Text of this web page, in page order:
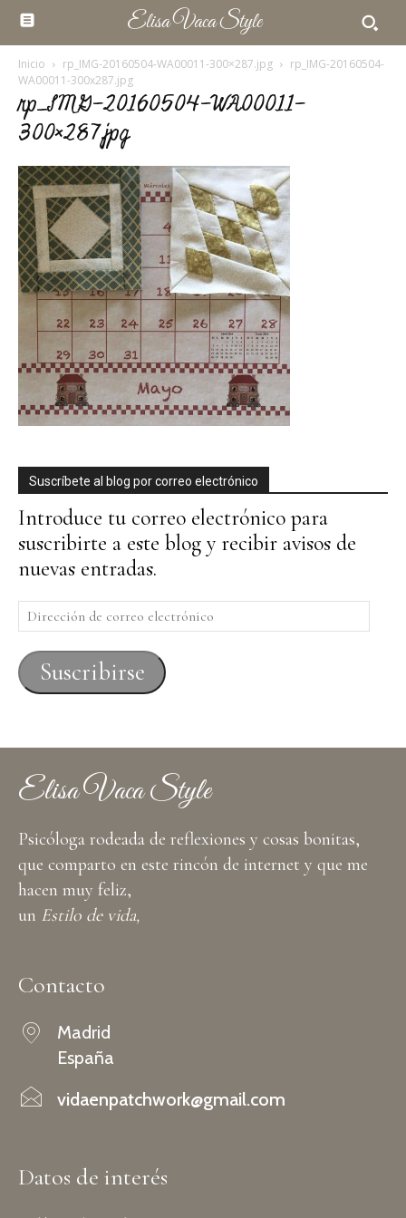
Elisa Vaca Style
Inicio rp_IMG-20160504-WA00011-300×287.jpg
rp_IMG-20160504-
WA00011-300x287.jpg
rp_IMG-20160504-WA00011-
300×287.jpg
Suscríbete al blog por correo electrónico
Introduce tu correo electrónico para
suscribirte a este blog y recibir avisos de
nuevas entradas.
Dirección
de
correo
electrónico
Suscribirse
Elisa Vaca Style
Psicóloga rodeada de reflexiones y cosas bonitas,
que comparto en este rincón de internet y que me
hacen muy feliz,
un Estilo de vida,
Contacto
Madrid
España
vidaenpatchwork@gmail.com
Datos de interés